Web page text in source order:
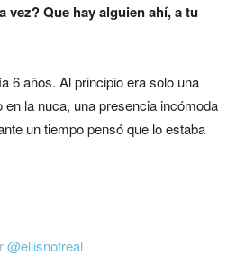
vez? Que hay alguien ahí, a tu
6 años. Al principio era solo una
la nuca, una presencia incómoda
un tiempo pensó que lo estaba
@eliisnotreal